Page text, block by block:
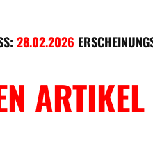
28.02.2026